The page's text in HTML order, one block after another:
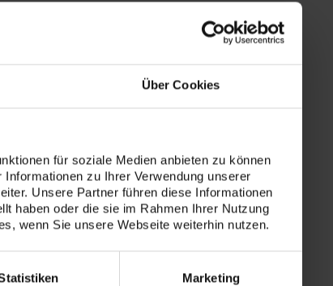
Über Cookies
für soziale Medien anbieten zu können
zu Ihrer Verwendung unserer
Unsere Partner führen diese Informationen
haben oder die sie im Rahmen Ihrer Nutzung
wenn Sie unsere Webseite weiterhin nutzen.
Marketing